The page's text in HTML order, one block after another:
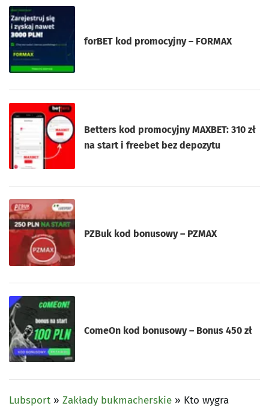
forBET kod promocyjny – FORMAX
Betters kod promocyjny MAXBET: 310 zł
na start i freebet bez depozytu
PZBuk kod bonusowy – PZMAX
ComeOn kod bonusowy – Bonus 450 zł
Lubsport » Zakłady bukmacherskie » Kto wygra